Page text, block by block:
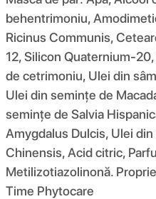
behentrimoniu,
Ricinus Communis,
12, Silicon Quaternium-
de cetrimoniu, Ulei din
Ulei din semințe de
semințe de Salvia
Amygdalus Dulcis, Ulei
Chinensis, Acid citric,
Metilizotiazolinonă.
Time Phytocare